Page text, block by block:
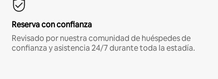
Reserva con confianza
Revisado por nuestra comunidad de huéspedes de
confianza y asistencia 24/7 durante toda la estadía.